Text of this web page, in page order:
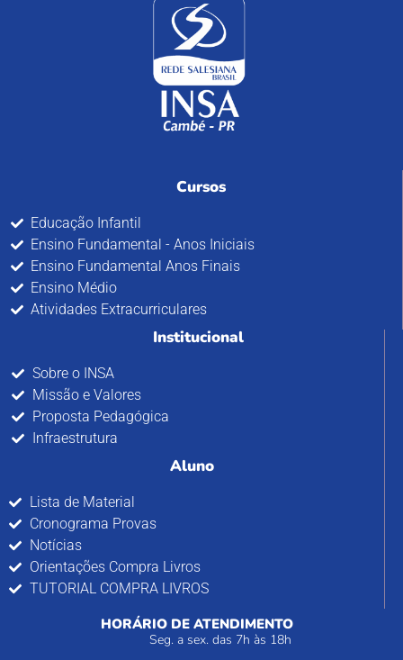
Cursos
Educação Infantil
Ensino Fundamental - Anos Iniciais
Ensino Fundamental Anos Finais
Ensino Médio
Atividades Extracurriculares
Institucional
Sobre o INSA
Missão e Valores
Proposta Pedagógica
Infraestrutura
Aluno
Lista de Material
Cronograma Provas
Notícias
Orientações Compra Livros
TUTORIAL COMPRA LIVROS
HORÁRIO DE ATENDIMENTO
Seg. a sex. das 7h às 18h